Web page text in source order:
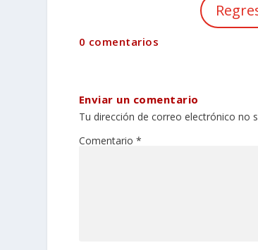
0 comentarios
Enviar un comentario
Tu dirección de correo electrónico no
Comentario *